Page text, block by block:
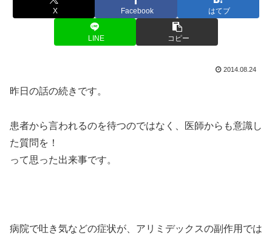
X Facebook はてブ
LINE コピー
2014.08.24
昨日の話の続きです。
患者から言われるのを待つのではなく、医師からも意識し
た質問を！
って思った出来事です。
病院で吐き気などの症状が、アリミデックスの副作用では